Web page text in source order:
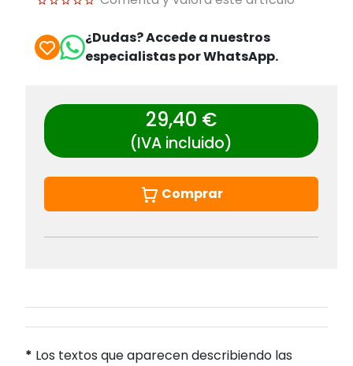
¿Dudas? Accede a nuestros
especialistas por WhatsApp.
29,40 €
(IVA incluido)
Comprar
* Los textos que aparecen describiendo las